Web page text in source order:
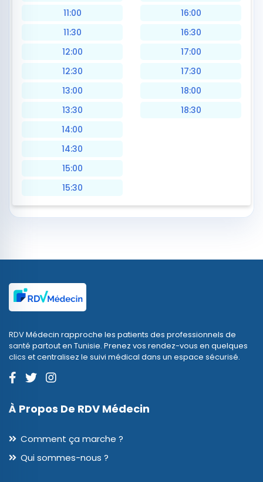
11:00
11:30
12:00
12:30
13:00
13:30
14:00
14:30
15:00
15:30
16:00
16:30
17:00
17:30
18:00
18:30
RDV Médecin rapproche les patients des professionnels de
santé partout en Tunisie. Prenez vos rendez-vous en quelques
clics et centralisez le suivi médical dans un espace sécurisé.
À Propos De RDV Médecin
Comment ça marche ?
Qui sommes-nous ?